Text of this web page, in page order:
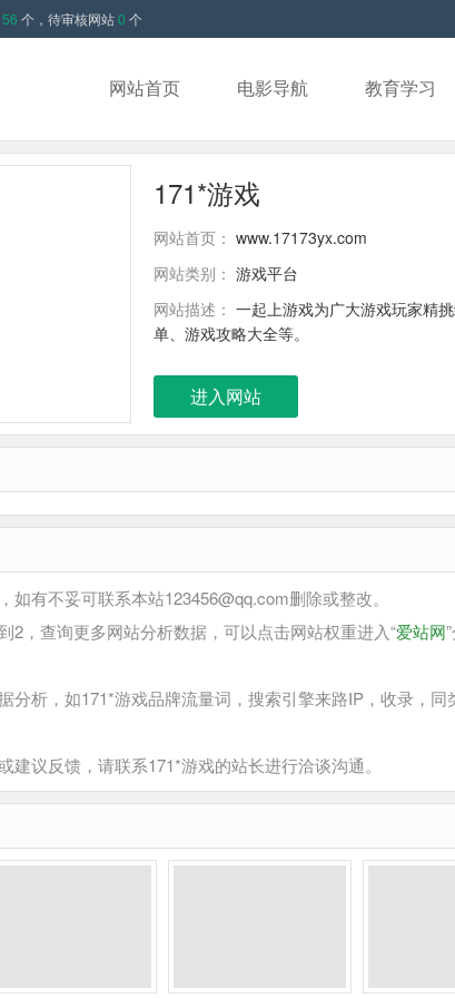
56 个，待审核网站0 个
网站首页 电影导航 教育学习
171*游戏
网站首页： www.17173yx.com
网站类别： 游戏平台
网站描述： 一起上游戏为广大游戏玩家精
单、游戏攻略大全等。
进入网站
有不妥可联系本站123456@qq.com删除或整改。
，查询更多网站分析数据，可以点击网站权重进入“爱站网
析，如171*游戏品牌流量词，搜索引擎来路IP，收录，同
议反馈，请联系171*游戏的站长进行洽谈沟通。